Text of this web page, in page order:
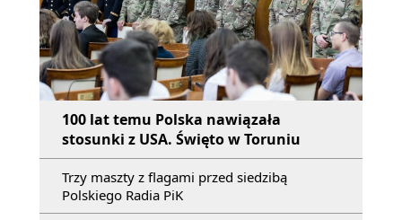
100 lat temu Polska nawiązała
stosunki z USA. Święto w Toruniu
Trzy maszty z flagami przed siedzibą
Polskiego Radia PiK